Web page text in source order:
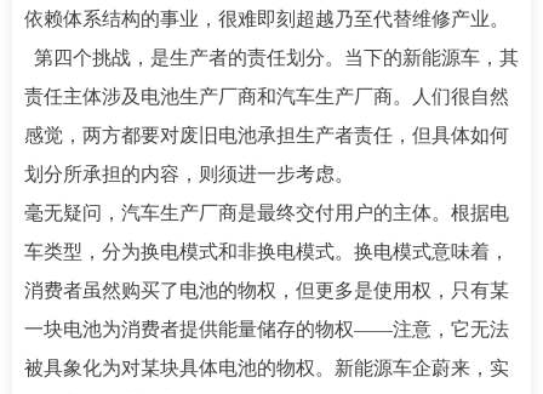
依赖体系结构的事业，很难即刻超越乃至代替维修产业。
第四个挑战，是生产者的责任划分。当下的新能源车，其
责任主体涉及电池生产厂商和汽车生产厂商。人们很自然
感觉，两方都要对废旧电池承担生产者责任，但具体如何
划分所承担的内容，则须进一步考虑。
毫无疑问，汽车生产厂商是最终交付用户的主体。根据电
车类型，分为换电模式和非换电模式。换电模式意味着，
消费者虽然购买了电池的物权，但更多是使用权，只有某
一块电池为消费者提供能量储存的物权——注意，它无法
被具象化为对某块具体电池的物权。新能源车企蔚来，实